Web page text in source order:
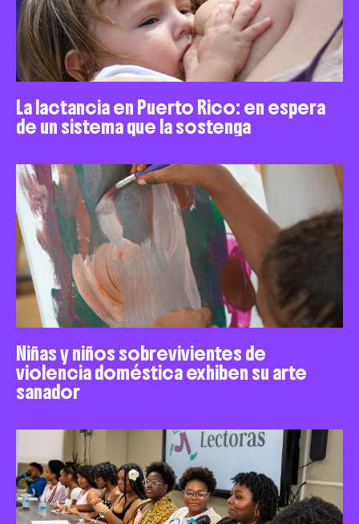
La lactancia en Puerto Rico: en espera
de un sistema que la sostenga
Niñas y niños sobrevivientes de
violencia doméstica exhiben su arte
sanador